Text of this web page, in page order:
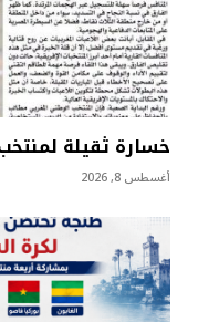
خسارة ثقيلة
أغسطس 8, 2026